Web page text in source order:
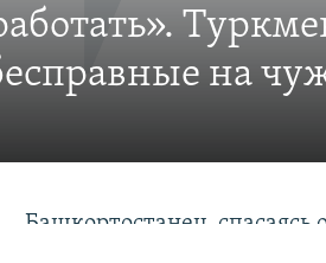
на
Башкортостанец, спасаясь